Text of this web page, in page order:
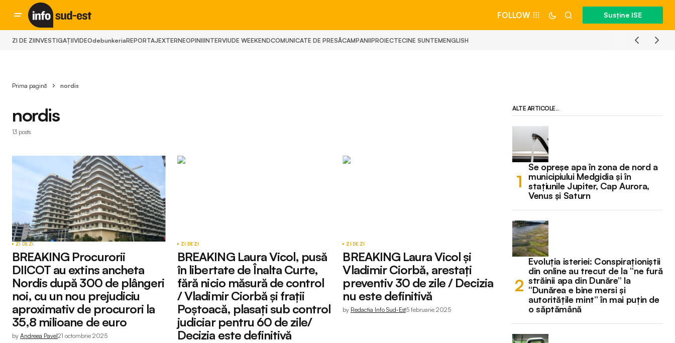
FOLLOW Susține ISE
ZI DE ZIINVESTIGAȚIIVIDEOdebunkeriaREPORTAJEXTERNEOPINIIINTERVIUDE WEEKENDCOMUNICATE DE PRESĂCAMPANIIPROIECTECINE SUNTEMENGLISH
Prima pagină nordis
nordis
13 posts
ZI DE ZI
BREAKING Procurorii
DIICOT au extins ancheta
Nordis după 300 de plângeri
noi, cu un nou prejudiciu
aproximativ de procurori la
35,8 milioane de euro
by Andreea Pavel21 octombrie 2025
ZI DE ZI
BREAKING Laura Vicol, pusă
în libertate de Înalta Curte,
fără nicio măsură de control
/ Vladimir Ciorbă și frații
Poștoacă, plasați sub control
judiciar pentru 60 de zile/
Decizia este definitivă
ZI DE ZI
BREAKING Laura Vicol și
Vladimir Ciorbă, arestați
preventiv 30 de zile / Decizia
nu este definitivă
by Redactia Info Sud-Est5 februarie 2025
ALTE ARTICOLE...
Se opreșe apa în zona de nord a
municipiului Medgidia și în
stațiunile Jupiter, Cap Aurora,
Venus și Saturn
Evoluția isteriei: Conspiraționiștii
din online au trecut de la “ne fură
străinii apa din Dunăre” la
“Dunărea e bine mersi și
autoritățile mint” în mai puțin de
o săptămână